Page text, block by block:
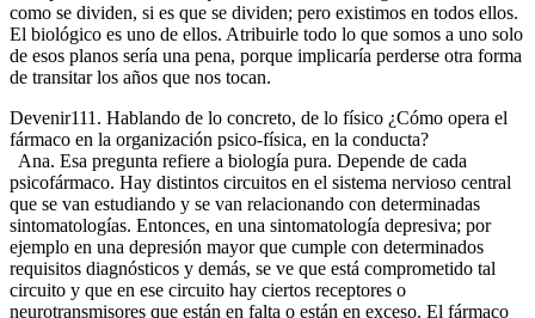
como se dividen, si es que se dividen; pero existimos en todos ellos.
El biológico es uno de ellos. Atribuirle todo lo que somos a uno solo
de esos planos sería una pena, porque implicaría perderse otra forma
de transitar los años que nos tocan.
Devenir111. Hablando de lo concreto, de lo físico ¿Cómo opera el
fármaco en la organización psico-física, en la conducta?
Ana. Esa pregunta refiere a biología pura. Depende de cada
psicofármaco. Hay distintos circuitos en el sistema nervioso central
que se van estudiando y se van relacionando con determinadas
sintomatologías. Entonces, en una sintomatología depresiva; por
ejemplo en una depresión mayor que cumple con determinados
requisitos diagnósticos y demás, se ve que está comprometido tal
circuito y que en ese circuito hay ciertos receptores o
neurotransmisores que están en falta o están en exceso. El fármaco